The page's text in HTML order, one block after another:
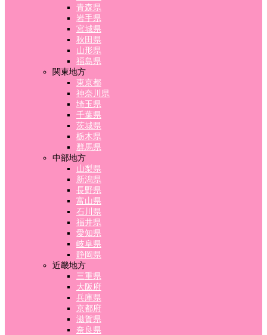
青森県
岩手県
宮城県
秋田県
山形県
福島県
関東地方
東京都
神奈川県
埼玉県
千葉県
茨城県
栃木県
群馬県
中部地方
山梨県
新潟県
長野県
富山県
石川県
福井県
愛知県
岐阜県
静岡県
近畿地方
三重県
大阪府
兵庫県
京都府
滋賀県
奈良県